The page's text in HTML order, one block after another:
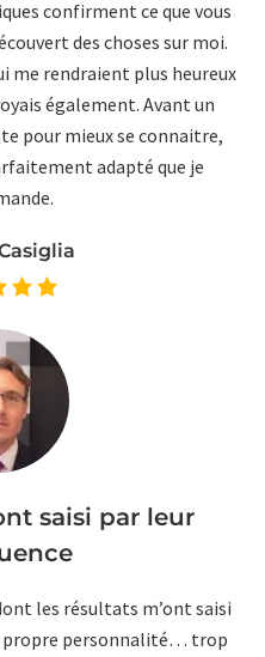
confirment ce que vous
des choses sur moi.
me rendraient plus heureux
également. Avant un
pour mieux se connaitre,
adapté que je
saisi par leur
les résultats m’ont saisi
propre personnalité… trop